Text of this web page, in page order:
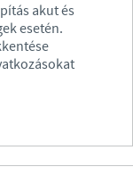
akut és
esetén.